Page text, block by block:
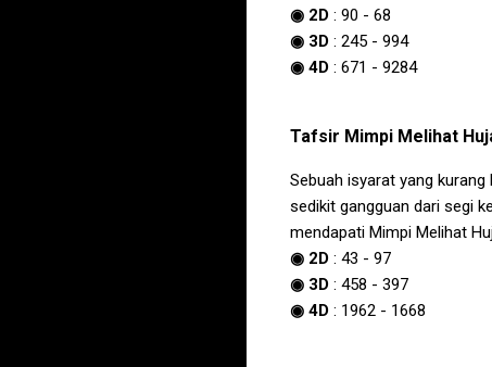
◉ 2D : 90 - 68
◉ 3D : 245 - 994
◉ 4D : 671 - 9284
Tafsir Mimpi Melihat
Sebuah isyarat yang
sedikit gangguan dari segi
mendapati Mimpi Melihat
◉ 2D : 43 - 97
◉ 3D : 458 - 397
◉ 4D : 1962 - 1668